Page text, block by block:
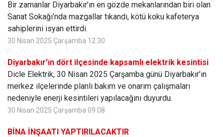
Bir zamanlar Diyarbakır’ın en gözde mekanlarından biri olan
Sanat Sokağı’nda mazgallar tıkandı, kötü koku kafeterya
sahiplerini isyan ettirdi.
30 Nisan 2025 Çarşamba 12:30
Diyarbakır’ın dört ilçesinde kapsamlı elektrik kesintisi
Dicle Elektrik, 30 Nisan 2025 Çarşamba günü Diyarbakır’ın
merkez ilçelerinde planlı bakım ve onarım çalışmaları
nedeniyle enerji kesintileri yapılacağını duyurdu.
30 Nisan 2025 Çarşamba 09:08
BİNA İNŞAATI YAPTIRILACAKTIR